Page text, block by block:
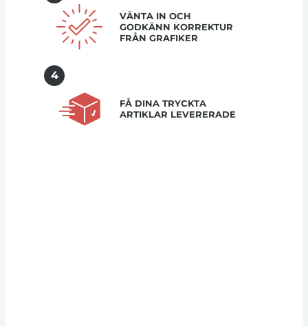
VÄNTA IN OCH
GODKÄNN KORREKTUR
FRÅN GRAFIKER
4
FÅ DINA TRYCKTA
ARTIKLAR LEVERERADE